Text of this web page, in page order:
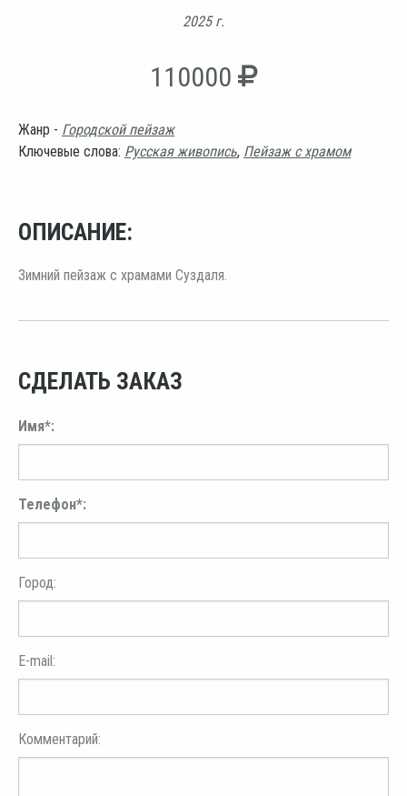
2025 г.
110000
Жанр - Городской пейзаж
Ключевые слова: Русская живопись, Пейзаж с храмом
ОПИСАНИЕ:
Зимний пейзаж с храмами Суздаля.
СДЕЛАТЬ ЗАКАЗ
Имя*:
Телефон*:
Город:
E-mail:
Комментарий: